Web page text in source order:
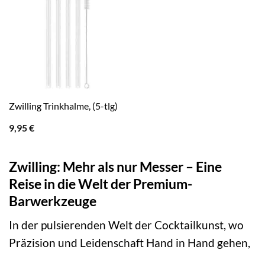
Zwilling Trinkhalme, (5-tlg)
9,95€
Zwilling: Mehr als nur Messer – Eine
Reise in die Welt der Premium-
Barwerkzeuge
In der pulsierenden Welt der Cocktailkunst, wo
Präzision und Leidenschaft Hand in Hand gehen,